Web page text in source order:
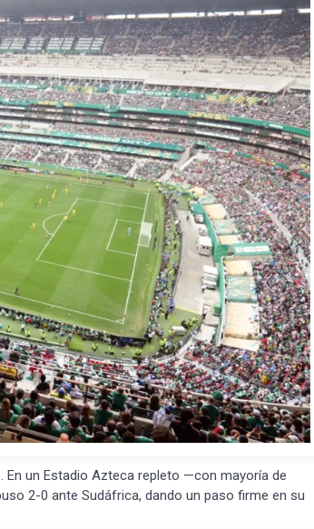
En un Estadio Azteca repleto —con mayoría de
2-0 ante Sudáfrica, dando un paso firme en su